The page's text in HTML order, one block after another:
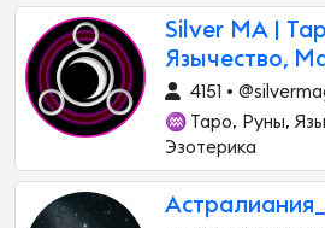
Silver MA |
Язычество,
4151 •
♒️ Таро, Руны,
Эзотерика